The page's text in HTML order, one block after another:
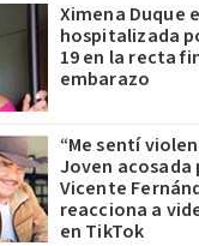
Ximena Duque
hospitalizada
19 en la recta
embarazo
“Me sentí
Joven acosada
Vicente
reacciona a
en TikTok